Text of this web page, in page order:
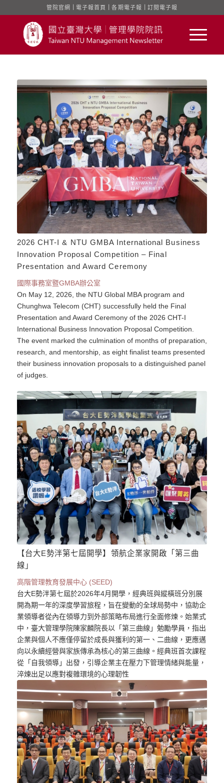
管院官網 電子報首頁 ｜各期電子報 訂閱電子報
2026 CHT-I & NTU GMBA International Business
Innovation Proposal Competition – Final
Presentation and Award Ceremony
國際事務室暨GMBA辦公室
On May 12, 2026, the NTU Global MBA program and
Chunghwa Telecom (CHT) successfully held the Final
Presentation and Award Ceremony of the 2026 CHT-I
International Business Innovation Proposal Competition.
The event marked the culmination of months of preparation,
research, and mentorship, as eight finalist teams presented
their business innovation proposals to a distinguished panel
of judges.
【台大E勢泮第七屆開學】領航企業家開啟「第三曲
線」
高階管理教育發展中心 (SEED)
台大E勢泮第七屆於2026年4月開學，經典班與縱橫班分別展
開為期一年的深度學習旅程，旨在變動的全球局勢中，協助企
業領導者從內在領導力到外部策略布局進行全面修煉。始業式
中，臺大管理學院陳家麟院長以「第三曲線」勉勵學員，指出
企業與個人不應僅停留於成長與獲利的第一、二曲線，更應邁
向以永續經營與家族傳承為核心的第三曲線。經典班首次課程
從「自我領導」出發，引導企業主在壓力下管理情緒與能量，
淬煉出足以應對複雜環境的心理韌性